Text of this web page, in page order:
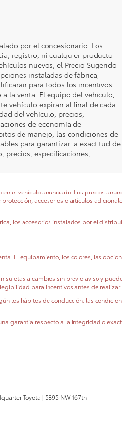
por el concesionario. Los
registro, ni cualquier producto
nuevos, el Precio Sugerido
instaladas de fábrica,
para todos los incentivos.
la venta. El equipo del vehículo,
vehículo expiran al final de cada
del vehículo, precios,
de economía de
de manejo, las condiciones de
para garantizar la exactitud de
precios, especificaciones,
el vehículo anunciado. Los precios
accesorios o artículos
los accesorios instalados por el
El equipamiento, los colores, las
sujetas a cambios sin previo aviso y
para incentivos antes de realizar
los hábitos de conducción, las
garantía respecto a la integridad o
Toyota | 5895 NW 167th